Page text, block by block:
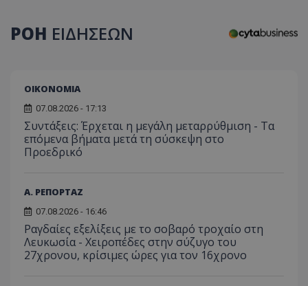
ΡΟΗ ΕΙΔΗΣΕΩΝ
ΟΙΚΟΝΟΜΙΑ
07.08.2026 - 17:13
Συντάξεις: Έρχεται η μεγάλη μεταρρύθμιση - Τα
επόμενα βήματα μετά τη σύσκεψη στο
Προεδρικό
Α. ΡΕΠΟΡΤΑΖ
07.08.2026 - 16:46
Ραγδαίες εξελίξεις με το σοβαρό τροχαίο στη
Λευκωσία - Χειροπέδες στην σύζυγο του
27χρονου, κρίσιμες ώρες για τον 16χρονο
_ga_J7RS52TMNC
.tothemaonline.com
1 χρόνος 1
μήνας